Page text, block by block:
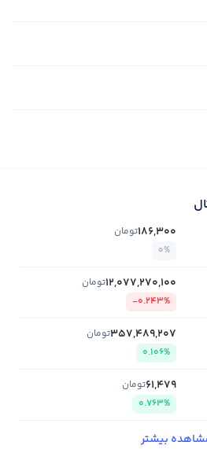
186,300تومان
0%
12,077,270,100تومان
-0.243%
357,489,207تومان
0.106%
61,479تومان
0.763%
بیشتر